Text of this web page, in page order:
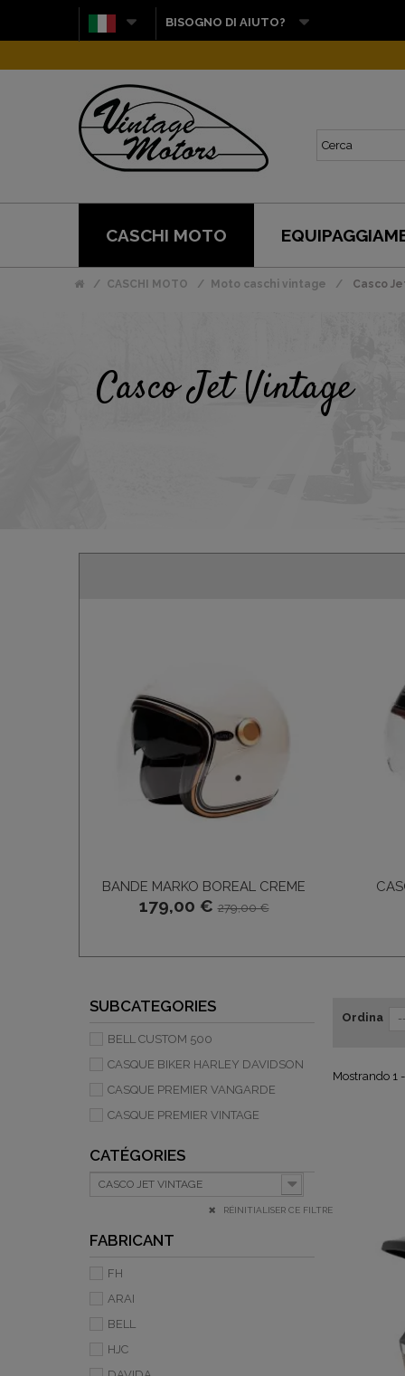
BISOGNO DI AIUTO?
CASCHI MOTO
CASCHI MOTO Moto caschi vintage Casco
Casco Jet Vintage
BANDE MARKO BOREAL CREME
179,00 €279,00 €
SUBCATEGORIES
BELL CUSTOM 500
CASQUE BIKER HARLEY DAVIDSON
CASQUE PREMIER VANGARDE
CASQUE PREMIER VINTAGE
CATÉGORIES
CASCO JET VINTAGE
RÉINITIALISER CE FILTRE
FABRICANT
FH
ARAI
BELL
HJC
Ordina
Mostrando 1